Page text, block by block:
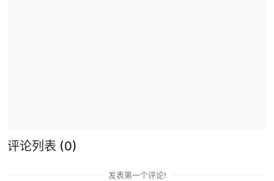
评论列表 (0)
发表第一个评论!